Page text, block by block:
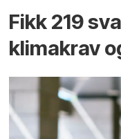
Fikk 219
klimakrav